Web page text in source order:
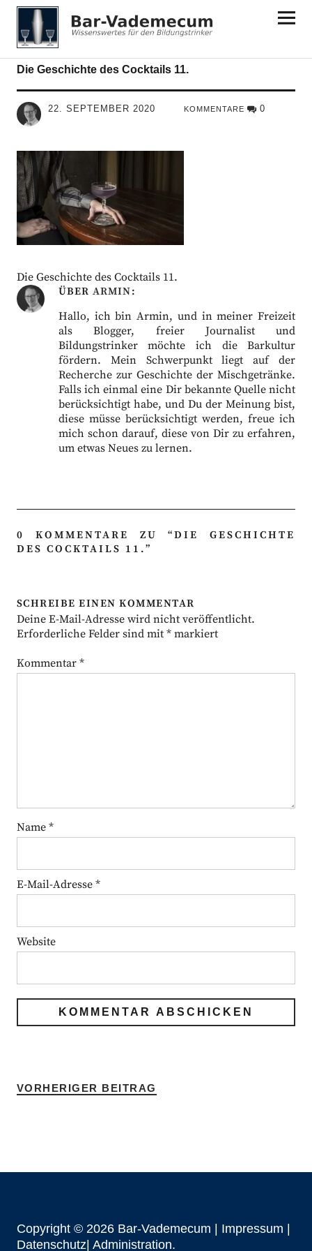
Bar-Vademecum
Die Geschichte des Cocktails 11.
22. SEPTEMBER 2020 KOMMENTARE 0
Die Geschichte des Cocktails 11.
ÜBER ARMIN
Hallo, ich bin Armin, und in meiner Freizeit
als Blogger, freier Journalist und
Bildungstrinker möchte ich die Barkultur
fördern. Mein Schwerpunkt liegt auf der
Recherche zur Geschichte der Mischgetränke.
Falls ich einmal eine Dir bekannte Quelle nicht
berücksichtigt habe, und Du der Meinung bist,
diese müsse berücksichtigt werden, freue ich
mich schon darauf, diese von Dir zu erfahren,
um etwas Neues zu lernen.
0 KOMMENTARE ZU “DIE GESCHICHTE
DES COCKTAILS 11.”
SCHREIBE EINEN KOMMENTAR
Deine E-Mail-Adresse wird nicht veröffentlicht.
Erforderliche Felder sind mit *markiert
Kommentar *
Name *
E-Mail-Adresse *
Website
VORHERIGER BEITRAG
Copyright © 2026 Bar-Vademecum | Impressum
Datenschutz| Administration